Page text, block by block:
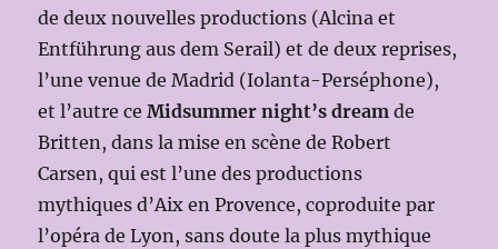
de deux nouvelles productions (Alcina et
Entführung aus dem Serail) et de deux reprises,
l’une venue de Madrid (Iolanta-Perséphone),
et l’autre ceMidsummer night’s dream de
Britten, dans la mise en scène de Robert
Carsen, qui est l’une des productions
mythiques d’Aix en Provence, coproduite par
l’opéra de Lyon, sans doute la plus mythique